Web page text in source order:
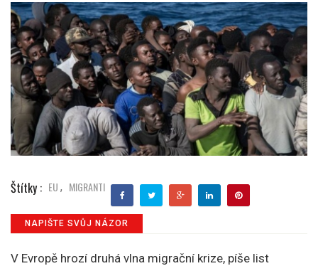
Štítky : EU , MIGRANTI
NAPIŠTE SVŮJ NÁZOR
V Evropě hrozí druhá vlna migrační krize, píše list